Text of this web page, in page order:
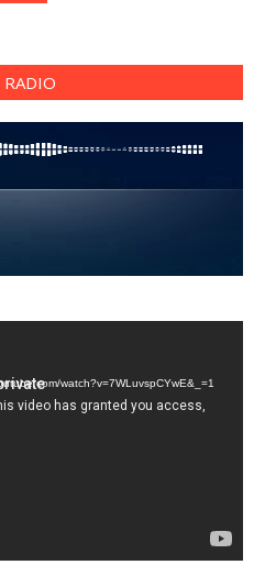
RADIO
watch?v=7WLuvspCYwE&_=1